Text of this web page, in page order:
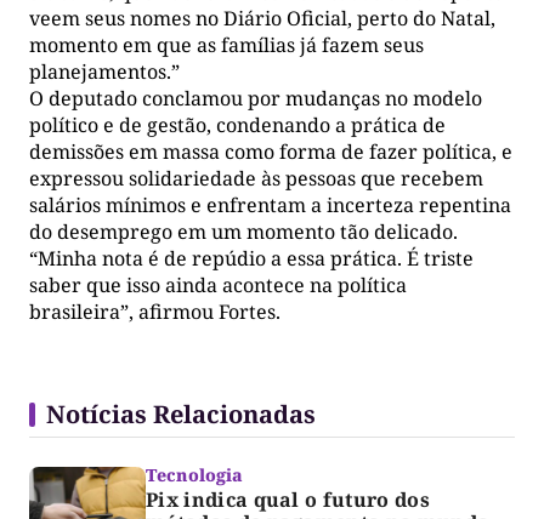
veem seus nomes no Diário Oficial, perto do Natal,
momento em que as famílias já fazem seus
planejamentos.”
O deputado conclamou por mudanças no modelo
político e de gestão, condenando a prática de
demissões em massa como forma de fazer política, e
expressou solidariedade às pessoas que recebem
salários mínimos e enfrentam a incerteza repentina
do desemprego em um momento tão delicado.
“Minha nota é de repúdio a essa prática. É triste
saber que isso ainda acontece na política
brasileira”, afirmou Fortes.
Notícias Relacionadas
Tecnologia
Pix indica qual o futuro dos